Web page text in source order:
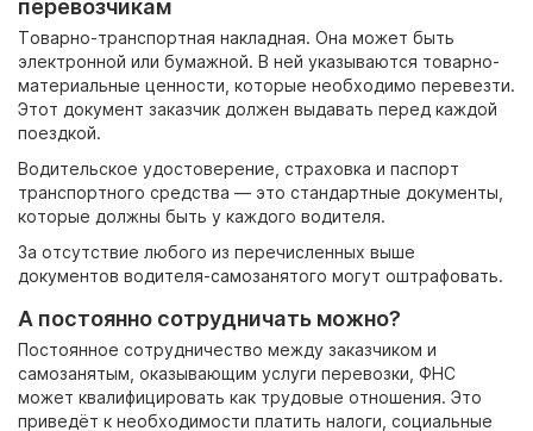
перевозчикам
Товарно-транспортная накладная. Она может быть
электронной или бумажной. В ней указываются товарно-
материальные ценности, которые необходимо перевезти.
Этот документ заказчик должен выдавать перед каждой
поездкой.
Водительское удостоверение, страховка и паспорт
транспортного средства — это стандартные документы,
которые должны быть у каждого водителя.
За отсутствие любого из перечисленных выше
документов водителя-самозанятого могут оштрафовать.
А постоянно сотрудничать можно?
Постоянное сотрудничество между заказчиком и
самозанятым, оказывающим услуги перевозки, ФНС
может квалифицировать как трудовые отношения. Это
приведёт к необходимости платить налоги, социальные